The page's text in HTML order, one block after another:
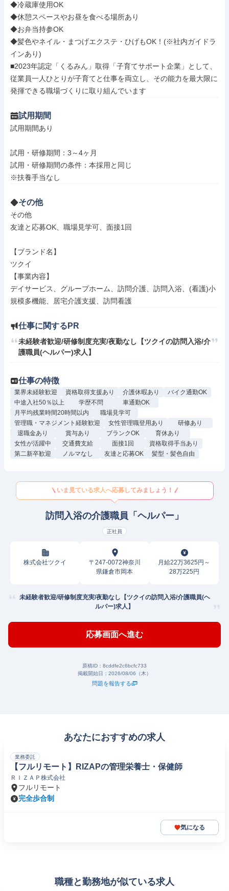
◆冷蔵庫使用OK
◆休憩スペースやお昼を食べる場所あり
◆お弁当持参OK
◆髪色やネイル・まつげエクステ・ひげもOK！(※社内ガイドラ
インあり)
■2023年認定「くるみん」取得「子育てサポート企業」として、
従業員一人ひとりが子育てと仕事を両立し、その能力を最大限に
発揮できる職場づくりに取り組んでいます
試用期間
試用期間あり
試用・研修期間：3～4ヶ月
試用・研修期間の条件：本採用と同じ
その他
その他
友達と応募OK、職場見学可、面接1回
【ブランド名】
ツクイ
【事業内容】
デイサービス、グループホーム、訪問介護、訪問入浴、(看護)小
規模多機能、居宅介護支援、訪問看護
仕事に関するPR
未経験者歓迎/研修制度充実/夜勤なし【ツクイの訪問入浴/介
護職員(ヘルパー)求人】
仕事の特徴
業界未経験歓迎 資格取得支援あり 介護休暇あり
バイク通勤OK
中途入社50％以上
学歴不問
車通勤OK
月平均残業時間20時間以内
職場見学可
管理職・マネジメント経験歓迎
女性管理職登用あり
研修あり
退職金あり
賞与あり ブランクOK
育休あり
女性が活躍中
交通費支給 面接1回
資格取得手当あり
第二新卒歓迎
ノルマなし 友達と応募OK 髪型・髪色自由
いま見ている求人へ応募してみましょう！
訪問入浴の介護職員「ヘルパー」
正社員
株式会社ツクイ
〒247-0072神奈川
県鎌倉市岡本
月給22万3625円～
28万225円
未経験者歓迎/研修制度充実/夜勤なし【ツクイの訪問入浴/介護職員(ヘ
ルパー)求人】
応募画面へ進む
原稿ID： 8cddfe2c6bcfc733
掲載開始日： 2026/08/06（木）
問題を報告する
あなたにおすすめの求人
業務委託
【フルリモート】RIZAPの管理栄養士・保健師
ＲＩＺＡＰ株式会社
フルリモート
完全歩合制
気になる
職種と勤務地が似ている求人